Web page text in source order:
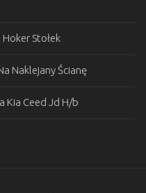
Stołek
Naklejany Ścianę
Kia Ceed Jd H/b